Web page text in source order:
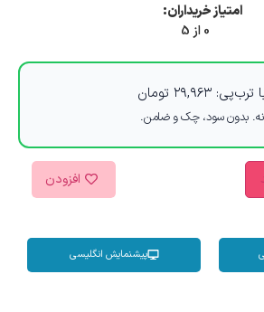
امتیاز خریداران:
0 از 5
ترب‌پی: ۲۹,۹۶۳ تومان
افزودن
پیشنمایش انگلیسی